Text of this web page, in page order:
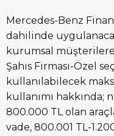
Mercedes-Benz
dahilinde
kurumsal
Şahıs Firması-Özel
kullanılabilecek
kullanımı hakkında;
800.000 TL olan
vade, 800.001 TL-